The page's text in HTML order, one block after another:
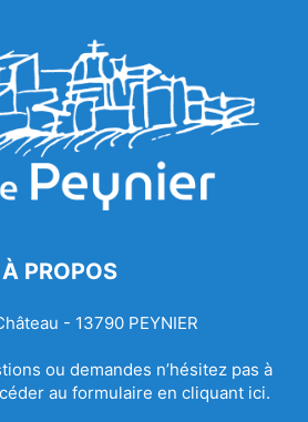
À PROPOS
- 13790 PEYNIER
ou demandes n’hésitez pas à
au formulaire en cliquant ici.